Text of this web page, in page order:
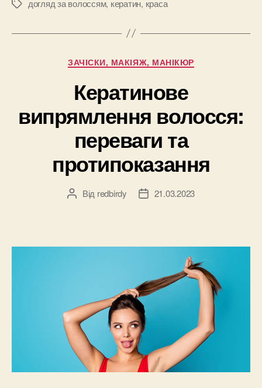
шампуня
Позначкидогляд за волоссям, кератин, краса
Категорії
ЗАЧІСКИ, МАКІЯЖ, МАНІКЮР
Кератинове
випрямлення волосся:
переваги та
протипоказання
Автор
Від redbirdy
Дата21.03.2023